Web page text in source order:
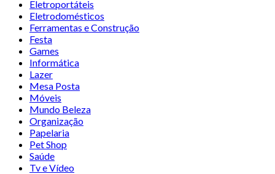
Eletroportáteis
Eletrodomésticos
Ferramentas e Construção
Festa
Games
Informática
Lazer
Mesa Posta
Móveis
Mundo Beleza
Organização
Papelaria
Pet Shop
Saúde
Tv e Vídeo